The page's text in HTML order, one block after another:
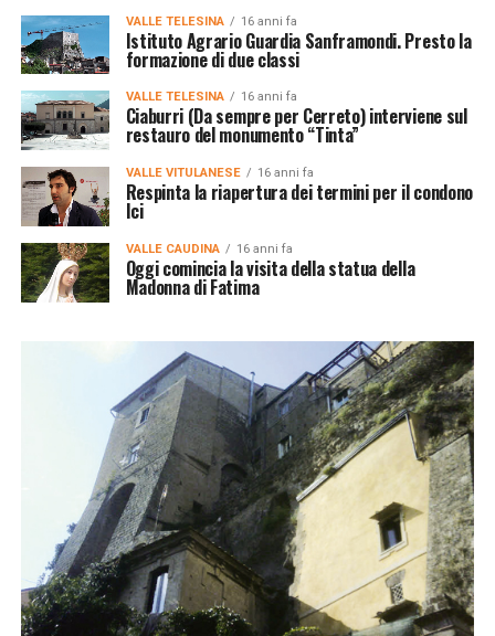
VALLE TELESINA 16 anni fa
Istituto Agrario Guardia Sanframondi. Presto la
formazione di due classi
VALLE TELESINA 16 anni fa
Ciaburri (Da sempre per Cerreto) interviene sul
restauro del monumento “Tinta”
VALLE VITULANESE 16 anni fa
Respinta la riapertura dei termini per il condono
Ici
VALLE CAUDINA 16 anni fa
Oggi comincia la visita della statua della
Madonna di Fatima